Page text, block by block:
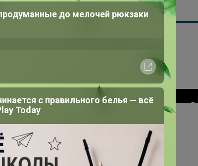
до мелочей рюкзаки
с правильного белья — всё
Today